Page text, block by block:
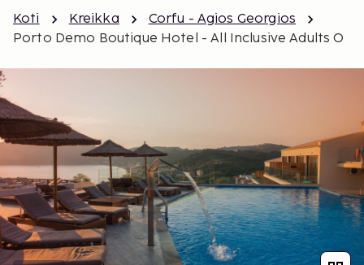
Koti Kreikka
Corfu - Agios Georgios
Porto Demo Boutique Hotel - All Inclusive Adults O